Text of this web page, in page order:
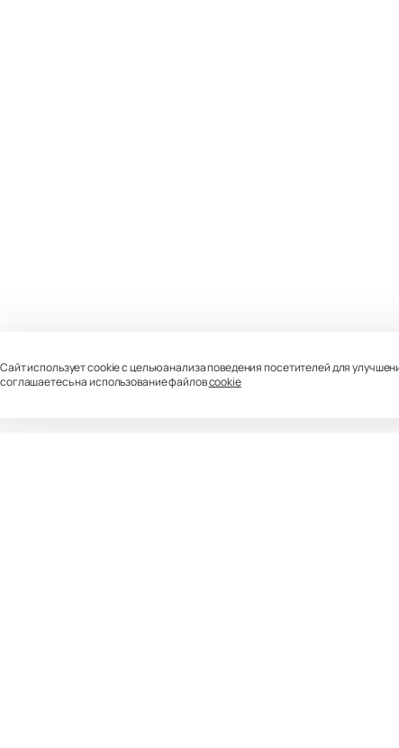
Сайт использует cookie с целью анализа поведения посетителей для
соглашаетесь на использование файловcookie